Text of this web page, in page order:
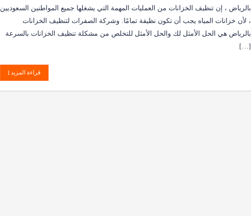
بالرياض ، إن تنظيف الخزانات من العمليات المهمة التي يشغلها جميع المواطنين السعوديين
، لأن خزانات المياه يجب أن تكون نظيفة تمامًا. وشركة الصفرات لتنظيف الخزانات
بالرياض هي الحل الأمثل لك والحل الأمثل للتخلص من مشكلة تنظيف الخزانات بالسرعة
[…]
قراءة المزيد